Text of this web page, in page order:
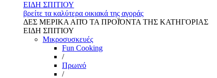
ΕΙΔΗ ΣΠΙΤΙΟΥ
βρείτε τα καλύτερα οικιακά της αγοράς
ΔΕΣ ΜΕΡΙΚΑ ΑΠΌ ΤΑ ΠΡΟΪΌΝΤΑ ΤΗΣ ΚΑΤΗΓΟΡΙΑΣ
ΕΙΔΗ ΣΠΙΤΙΟΥ
Μικροσυσκευές
Fun Cooking
/
Πρωινό
/